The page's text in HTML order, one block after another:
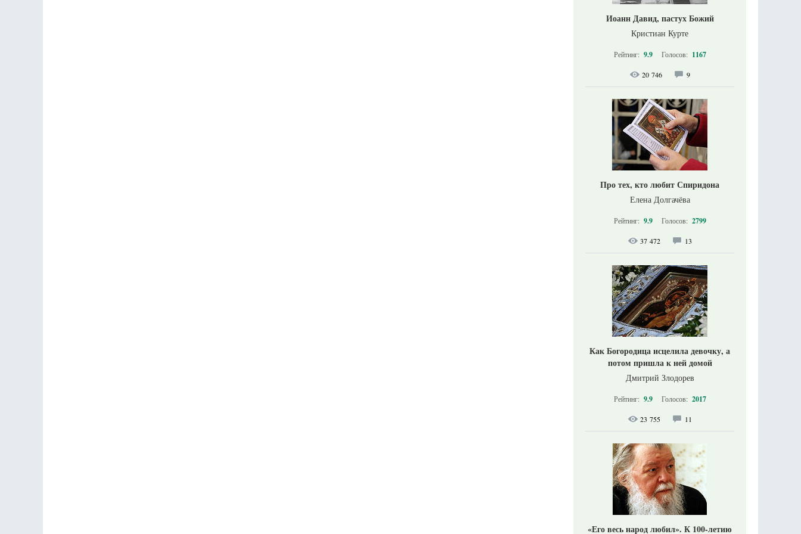
Иоанн Давид, пастух Божий
Кристиан Курте
Рейтинг: 9.9 Голосов: 1167
20 746 9
Про тех, кто любит Спиридона
Елена Долгачёва
Рейтинг: 9.9 Голосов: 2799
37 472 13
Как Богородица исцелила девочку, а
потом пришла к ней домой
Дмитрий Злодорев
Рейтинг: 9.9 Голосов: 2017
23 755 11
«Его весь народ любил». К 100-летию